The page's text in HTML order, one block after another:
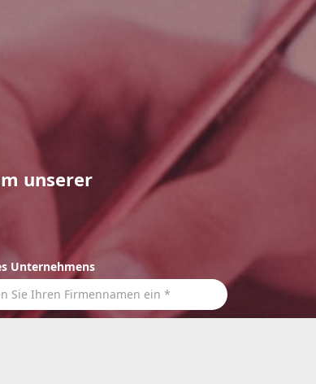
unserer
Unternehmens